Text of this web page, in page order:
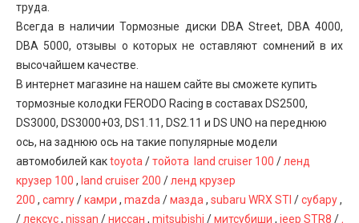
труда.
Всегда в наличии Тормозные диски DBA Street, DBA 4000,
DBA 5000, отзывы о которых не оставляют сомнений в их
высочайшем качестве.
В интернет магазине на нашем сайте вы сможете купить
тормозные колодки FERODO Racing в составах DS2500,
DS3000, DS3000+03, DS1.11, DS2.11 и DS UNO на переднюю
ось, на заднюю ось на такие популярные модели
автомобилей какtoyota /тойота land cruiser 100 /ленд
крузер 100 , land cruiser 200 /ленд крузер
200 , camry/камри , mazda /мазда , subaru WRX STI /субару,
/лексус, nissan /ниссан , mitsubishi /митсубиши , jeep STR8 /